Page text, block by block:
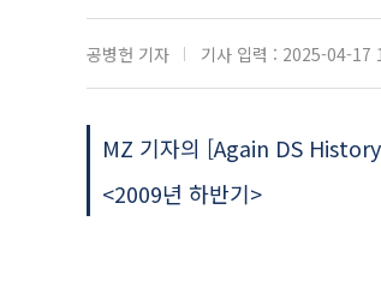
공병헌 기자 기사 입력 : 2025-04-17
MZ 기자의 [Again DS
<2009년 하반기>